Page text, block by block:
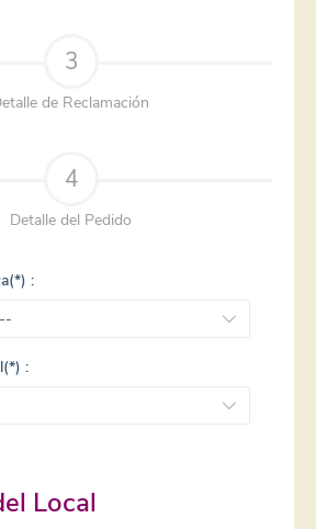
3
de Reclamación
4
Detalle del Pedido
:
:
Local